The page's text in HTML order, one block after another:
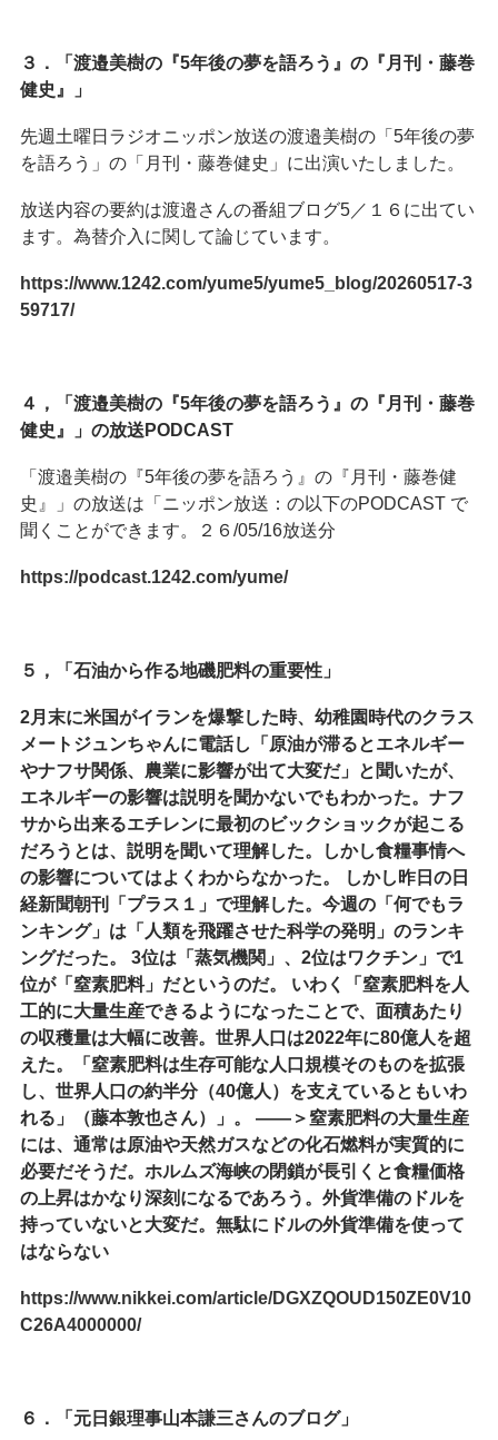
３．「渡邉美樹の『5年後の夢を語ろう』の『月刊・藤巻
健史』」
先週土曜日ラジオニッポン放送の渡邉美樹の「5年後の夢
を語ろう」の「月刊・藤巻健史」に出演いたしました。
放送内容の要約は渡邉さんの番組ブログ5／１６に出てい
ます。為替介入に関して論じています。
https://www.1242.com/yume5/yume5_blog/20260517-3
59717/
４，「渡邉美樹の『5年後の夢を語ろう』の『月刊・藤巻
健史』」の放送PODCAST
「渡邉美樹の『5年後の夢を語ろう』の『月刊・藤巻健
史』」の放送は「ニッポン放送：の以下のPODCAST で
聞くことができます。２６/05/16放送分
https://podcast.1242.com/yume/
５，「石油から作る地磯肥料の重要性」
2月末に米国がイランを爆撃した時、幼稚園時代のクラス
メートジュンちゃんに電話し「原油が滞るとエネルギー
やナフサ関係、農業に影響が出て大変だ」と聞いたが、
エネルギーの影響は説明を聞かないでもわかった。ナフ
サから出来るエチレンに最初のビックショックが起こる
だろうとは、説明を聞いて理解した。しかし食糧事情へ
の影響についてはよくわからなかった。 しかし昨日の日
経新聞朝刊「プラス１」で理解した。今週の「何でもラ
ンキング」は「人類を飛躍させた科学の発明」のランキ
ングだった。 3位は「蒸気機関」、2位はワクチン」で1
位が「窒素肥料」だというのだ。 いわく「窒素肥料を人
工的に大量生産できるようになったことで、面積あたり
の収穫量は大幅に改善。世界人口は2022年に80億人を超
えた。「窒素肥料は生存可能な人口規模そのものを拡張
し、世界人口の約半分（40億人）を支えているともいわ
れる」（藤本敦也さん）」。 ――＞窒素肥料の大量生産
には、通常は原油や天然ガスなどの化石燃料が実質的に
必要だそうだ。ホルムズ海峡の閉鎖が長引くと食糧価格
の上昇はかなり深刻になるであろう。外貨準備のドルを
持っていないと大変だ。無駄にドルの外貨準備を使って
はならない
https://www.nikkei.com/article/DGXZQOUD150ZE0V10
C26A4000000/
６．「元日銀理事山本謙三さんのブログ」